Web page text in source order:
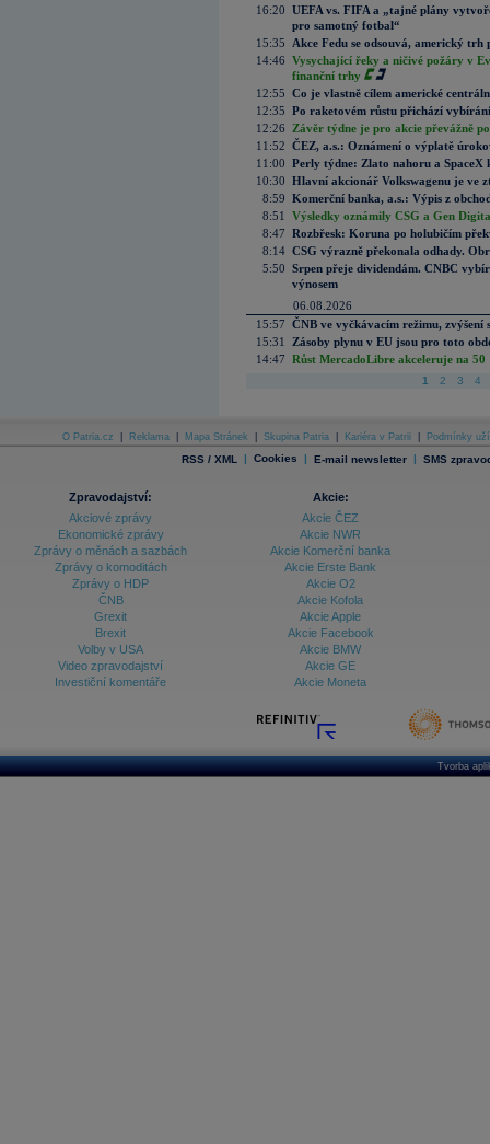
16:20 UEFA vs. FIFA a „tajné plány
pro samotný fotbal“
15:35
Akce Fedu se odsouvá, americký
14:46 Vysychající řeky a ničivé požáry v
finanční trhy
12:55 Co je vlastně cílem americké
12:35 Po raketovém růstu přichází
12:26
Závěr týdne je pro akcie převážně
11:52 ČEZ, a.s.: Oznámení o výplatě
11:00 Perly týdne: Zlato nahoru a SpaceX
10:30 Hlavní akcionář Volkswagenu je ve
8:59 Komerční banka, a.s.: Výpis z
8:51
Výsledky oznámily CSG a Gen
8:47 Rozbřesk: Koruna po holubičím
8:14 CSG výrazně překonala odhady.
5:50 Srpen přeje dividendám. CNBC
výnosem
06.08.2026
15:57 ČNB ve vyčkávacím režimu, zvýšení
15:31
Zásoby plynu v EU jsou pro toto
14:47 Růst MercadoLibre akceleruje na
1 2 3 4
O Patria.cz Reklama Mapa Stránek Skupina Patria Kariéra v Patrii Podmínky
RSS / XML | Cookies | E-mail newsletter | SMS
Zpravodajství:
Akciové zprávy
Ekonomické zprávy
Zprávy o měnách a sazbách
Zprávy o komoditách
Zprávy o HDP
ČNB
Grexit
Brexit
Volby v USA
Video zpravodajství
Investiční komentáře
Akcie:
Akcie ČEZ
Akcie NWR
Akcie Komerční banka
Akcie Erste Bank
Akcie O2
Akcie Kofola
Akcie Apple
Akcie Facebook
Akcie BMW
Akcie GE
Akcie Moneta
Tvorba